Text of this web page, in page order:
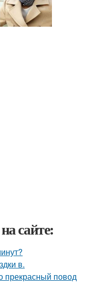
сайте:
в.
прекрасный повод